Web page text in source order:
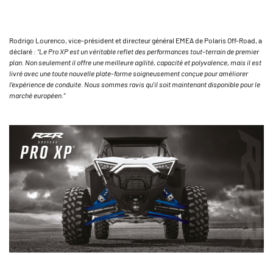
Rodrigo Lourenco, vice-président et directeur général EMEA de Polaris Off-Road, a
déclaré : “Le Pro XP est un véritable reflet des performances tout-terrain de premier
plan. Non seulement il offre une meilleure agilité, capacité et polyvalence, mais il est
livré avec une toute nouvelle plate-forme soigneusement conçue pour améliorer
l’expérience de conduite. Nous sommes ravis qu’il soit maintenant disponible pour le
marché européen.”